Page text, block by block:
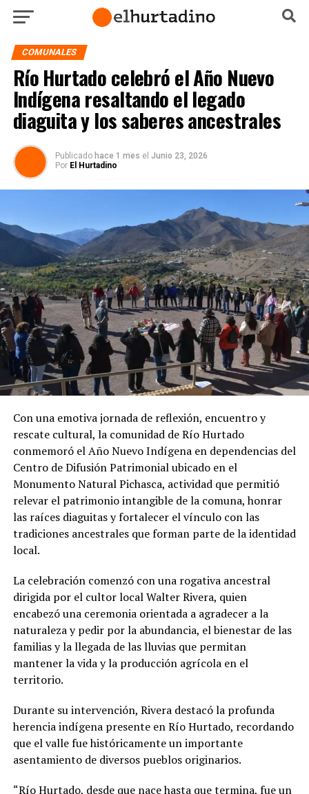
COMUNALES
Río Hurtado celebró el Año Nuevo
Indígena resaltando el legado
diaguita y los saberes ancestrales
Publicado hace 1 mes el Junio 23, 2026
Por El Hurtadino
Con una emotiva jornada de reflexión, encuentro y
rescate cultural, la comunidad de Río Hurtado
conmemoró el Año Nuevo Indígena en dependencias del
Centro de Difusión Patrimonial ubicado en el
Monumento Natural Pichasca, actividad que permitió
relevar el patrimonio intangible de la comuna, honrar
las raíces diaguitas y fortalecer el vínculo con las
tradiciones ancestrales que forman parte de la identidad
local.
La celebración comenzó con una rogativa ancestral
dirigida por el cultor local Walter Rivera, quien
encabezó una ceremonia orientada a agradecer a la
naturaleza y pedir por la abundancia, el bienestar de las
familias y la llegada de las lluvias que permitan
mantener la vida y la producción agrícola en el
territorio.
Durante su intervención, Rivera destacó la profunda
herencia indígena presente en Río Hurtado, recordando
que el valle fue históricamente un importante
asentamiento de diversos pueblos originarios.
“Río Hurtado, desde que nace hasta que termina, fue un